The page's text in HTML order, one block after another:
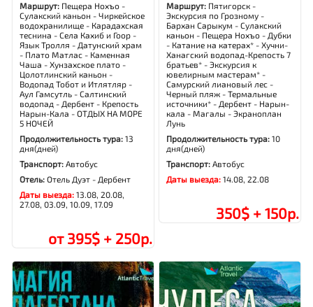
Маршрут: Пещера Нохъо -
Сулакский каньон - Чиркейское
водохранилище - Карадахская
теснина - Села Кахиб и Гоор -
Язык Тролля - Датунский храм
- Плато Матлас - Каменная
Чаша - Хунзахское плато -
Цолотлинский каньон -
Водопад Тобот и Итлятляр -
Аул Гамсутль - Салтинский
водопад - Дербент - Крепость
Нарын-Кала - ОТДЫХ НА МОРЕ
5 НОЧЕЙ
Продолжительность тура:13
дня(дней)
Транспорт:Автобус
Отель:Отель Дуэт - Дербент
Даты выезда:13.08, 20.08,
27.08, 03.09, 10.09, 17.09
от 395$ + 250р.
Маршрут: Пятигорск -
Экскурсия по Грозному -
Бархан Сарыкум - Сулакский
каньон - Пещера Нохъо - Дубки
- Катание на катерах* - Хучни-
Ханагский водопад-Крепость 7
братьев* - Экскурсия к
ювелирным мастерам* -
Самурский лиановый лес -
Черный пляж - Термальные
источники* - Дербент - Нарын-
кала - Магалы - Экраноплан
Лунь
Продолжительность тура:10
дня(дней)
Транспорт:Автобус
Даты выезда:14.08, 22.08
350$ + 150р.